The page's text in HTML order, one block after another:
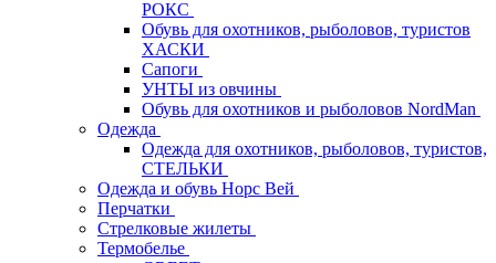
РОКС
Обувь для охотников, рыболовов, туристов
ХАСКИ
Сапоги
УНТЫ из овчины
Обувь для охотников и рыболовов NordMan
Одежда
Одежда для охотников, рыболовов, туристов,
СТЕЛЬКИ
Одежда и обувь Норс Вей
Перчатки
Стрелковые жилеты
Термобелье